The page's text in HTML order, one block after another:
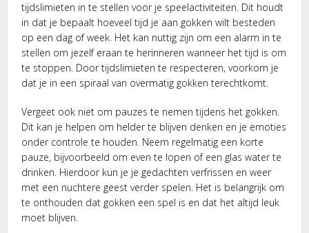
tijdslimieten in te stellen voor je speelactiviteiten. Dit houdt
in dat je bepaalt hoeveel tijd je aan gokken wilt besteden
op een dag of week. Het kan nuttig zijn om een alarm in te
stellen om jezelf eraan te herinneren wanneer het tijd is om
te stoppen. Door tijdslimieten te respecteren, voorkom je
dat je in een spiraal van overmatig gokken terechtkomt.
Vergeet ook niet om pauzes te nemen tijdens het gokken.
Dit kan je helpen om helder te blijven denken en je emoties
onder controle te houden. Neem regelmatig een korte
pauze, bijvoorbeeld om even te lopen of een glas water te
drinken. Hierdoor kun je je gedachten verfrissen en weer
met een nuchtere geest verder spelen. Het is belangrijk om
te onthouden dat gokken een spel is en dat het altijd leuk
moet blijven.